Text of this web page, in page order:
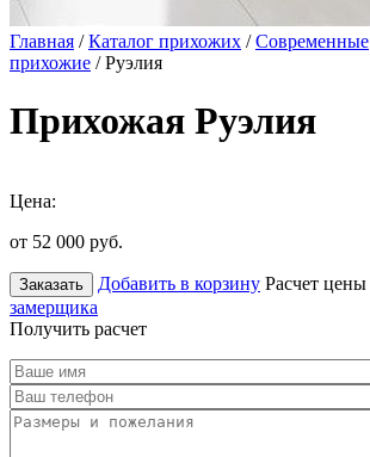
Главная /Каталог прихожих /Современные
прихожие / Руэлия
Прихожая Руэлия
Цена:
от 52 000 руб.
Заказать Добавить в корзину Расчет цены
замерщика
Получить расчет